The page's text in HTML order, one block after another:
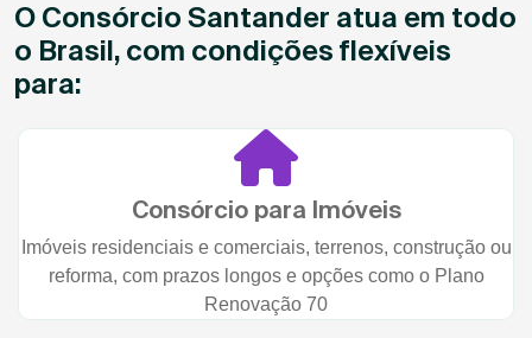
O Consórcio Santander atua em todo
o Brasil, com condições flexíveis
para:
Consórcio para Imóveis
Imóveis residenciais e comerciais, terrenos, construção ou
reforma, com prazos longos e opções como o Plano
Renovação 70